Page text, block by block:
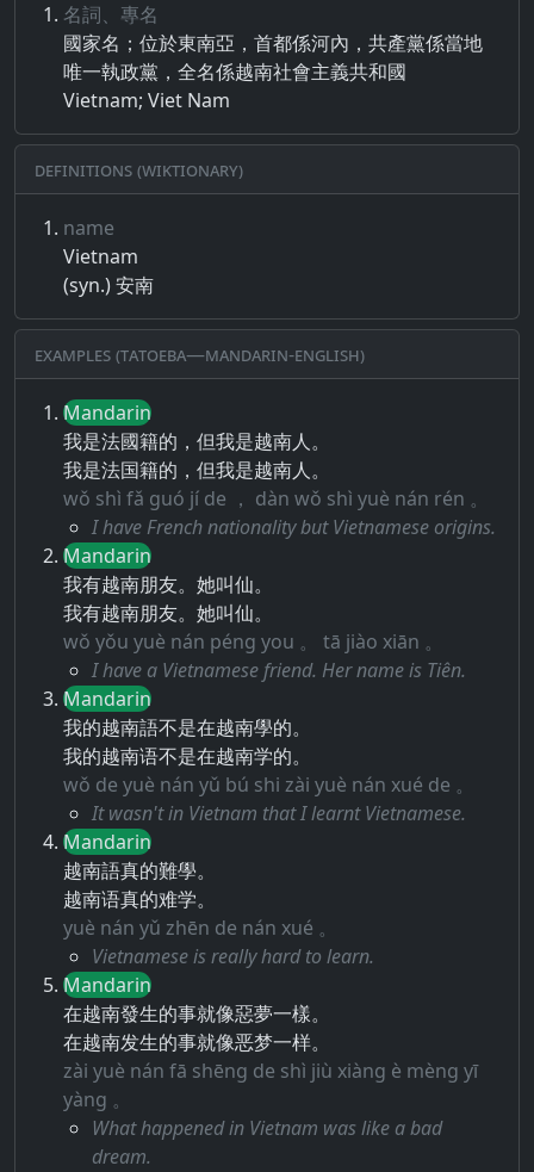
名詞、專名
國家名​；​位​於​東南亞​，​首都​係​河內​，​共產黨​係​當地​
唯一​執政黨​，​全名​係​越南​社會​主義​共和​國
Vietnam; Viet Nam
Definitions (Wiktionary)
name
Vietnam
(syn.) 安南
Examples (Tatoeba—Mandarin-English)
Mandarin
我是法國籍的，但我是越南人。
我是法国籍的，但我是越南人。
wǒ shì fǎ guó jí de ， dàn wǒ shì yuè nán rén 。
I have French nationality but Vietnamese origins.
Mandarin
我有越南朋友。她叫仙。
我有越南朋友。她叫仙。
wǒ yǒu yuè nán péng you 。 tā jiào xiān 。
I have a Vietnamese friend. Her name is Tiên.
Mandarin
我的越南語不是在越南學的。
我的越南语不是在越南学的。
wǒ de yuè nán yǔ bú shi zài yuè nán xué de 。
It wasn't in Vietnam that I learnt Vietnamese.
Mandarin
越南語真的難學。
越南语真的难学。
yuè nán yǔ zhēn de nán xué 。
Vietnamese is really hard to learn.
Mandarin
在越南發生的事就像惡夢一樣。
在越南发生的事就像恶梦一样。
zài yuè nán fā shēng de shì jiù xiàng è mèng yī
yàng 。
What happened in Vietnam was like a bad
dream.